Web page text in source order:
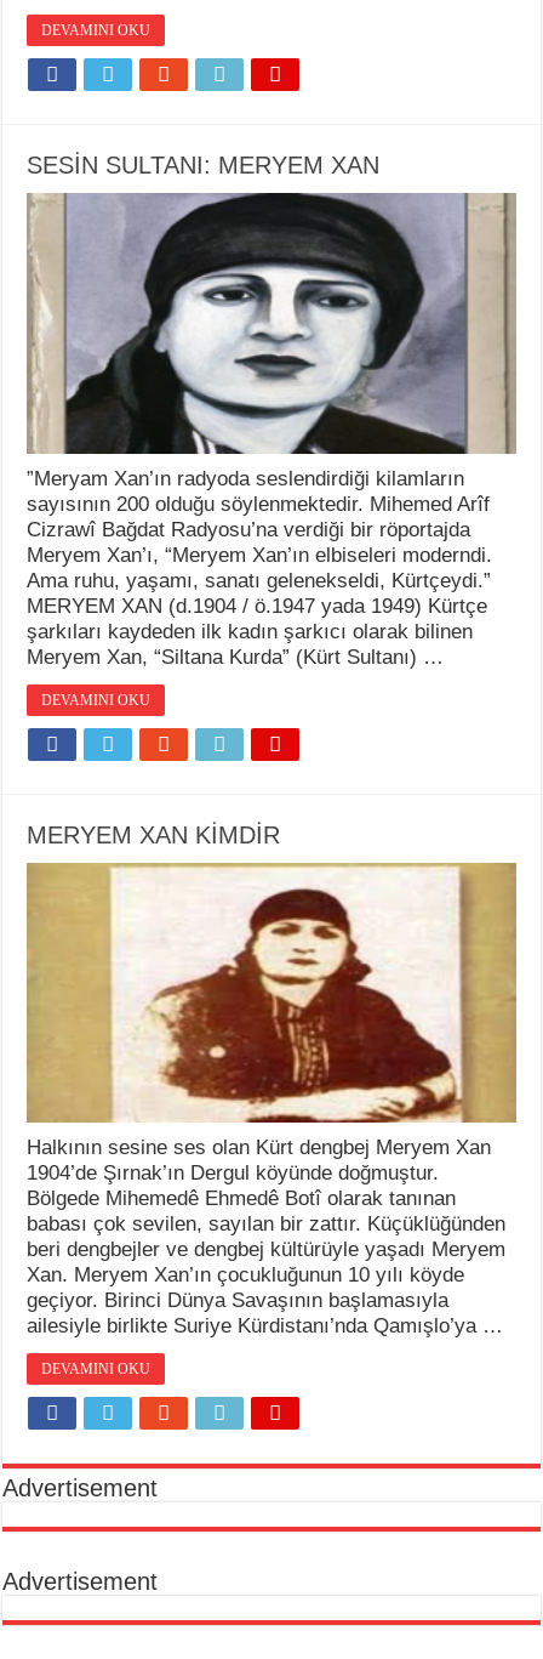
DEVAMINI OKU
SESİN SULTANI: MERYEM XAN
”Meryam Xan’ın radyoda seslendirdiği kilamların
sayısının 200 olduğu söylenmektedir. Mihemed Arîf
Cizrawî Bağdat Radyosu’na verdiği bir röportajda
Meryem Xan’ı, “Meryem Xan’ın elbiseleri moderndi.
Ama ruhu, yaşamı, sanatı gelenekseldi, Kürtçeydi.”
MERYEM XAN (d.1904 / ö.1947 yada 1949) Kürtçe
şarkıları kaydeden ilk kadın şarkıcı olarak bilinen
Meryem Xan, “Siltana Kurda” (Kürt Sultanı) …
DEVAMINI OKU
MERYEM XAN KİMDİR
Halkının sesine ses olan Kürt dengbej Meryem Xan
1904’de Şırnak’ın Dergul köyünde doğmuştur.
Bölgede Mihemedê Ehmedê Botî olarak tanınan
babası çok sevilen, sayılan bir zattır. Küçüklüğünden
beri dengbejler ve dengbej kültürüyle yaşadı Meryem
Xan. Meryem Xan’ın çocukluğunun 10 yılı köyde
geçiyor. Birinci Dünya Savaşının başlamasıyla
ailesiyle birlikte Suriye Kürdistanı’nda Qamışlo’ya …
DEVAMINI OKU
Advertisement
Advertisement